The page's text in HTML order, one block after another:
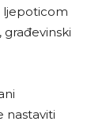
ljepoticom
nastaviti